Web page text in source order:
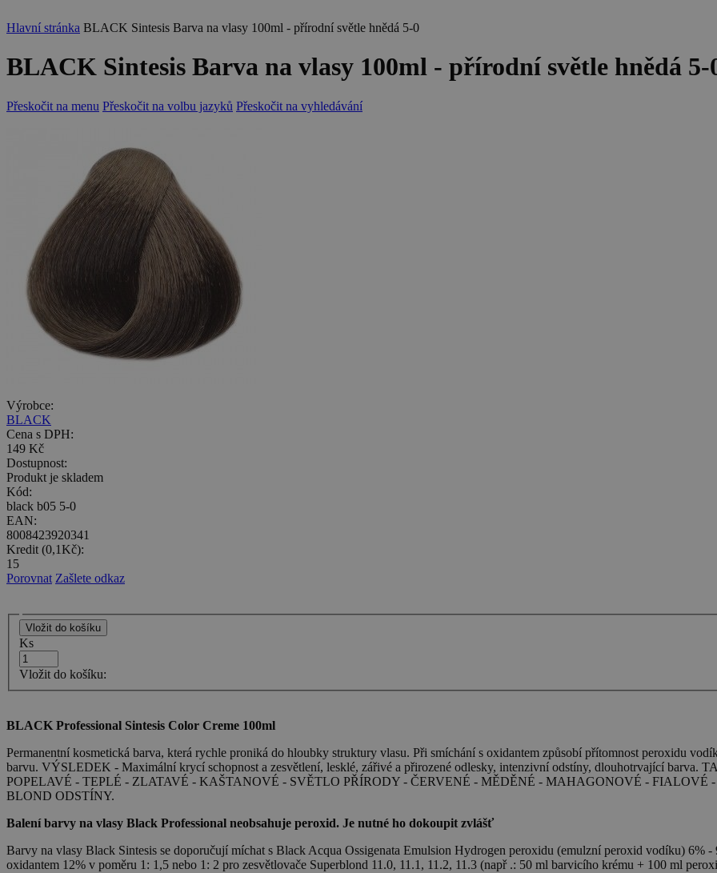
Hlavní stránka BLACK Sintesis Barva na vlasy 100ml - přírodní světle hnědá 5-0
BLACK Sintesis Barva na vlasy 100ml - přírodní světle hnědá 5-
Přeskočit na menu Přeskočit na volbu jazyků Přeskočit na vyhledávání
Výrobce:
BLACK
Cena s DPH:
149 Kč
Dostupnost:
Produkt je skladem
Kód:
black b05 5-0
EAN:
8008423920341
Kredit (0,1Kč):
15
Porovnat Zašlete odkaz
Ks
Vložit do košíku:
BLACK Professional Sintesis Color Creme 100ml
Permanentní kosmetická barva, která rychle proniká do hloubky struktury vlasu. Při smíchání s oxidantem způsobí přítomnost peroxidu
barvu. VÝSLEDEK - Maximální krycí schopnost a zesvětlení, lesklé, zářivé a přirozené odlesky, intenzivní odstíny, dlouhotrvající
POPELAVÉ - TEPLÉ - ZLATAVÉ - KAŠTANOVÉ - SVĚTLO PŘÍRODY - ČERVENÉ - MĚDĚNÉ - MAHAGONOVÉ - FIALOVÉ
BLOND ODSTÍNY.
Balení barvy na vlasy Black Professional neobsahuje peroxid. Je nutné ho dokoupit zvlášť
Barvy na vlasy Black Sintesis se doporučují míchat s Black Acqua Ossigenata Emulsion Hydrogen peroxidu (emulzní peroxid vodíku) 6%
oxidantem 12% v poměru 1: 1,5 nebo 1: 2 pro zesvětlovače Superblond 11.0, 11.1, 11.2, 11.3 (např .: 50 ml barvicího krému + 100 ml